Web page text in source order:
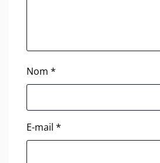
Nom *
E-mail *